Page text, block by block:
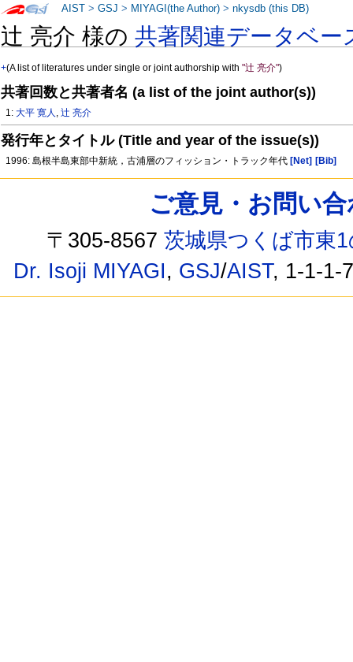
辻 亮介 様の共著関連データベー
+(A list of literatures under single or joint authorship with"辻 亮介")
共著回数と共著者名 (a list of the joint author(s))
1:大平 寛人 ,辻 亮介
発行年とタイトル (Title and year of the issue(s))
1996: 島根半島東部中新統，古浦層のフィッション・トラック年代 [Net] [Bib]
AIST >GSJ > MIYAGI(the Author) >nkysdb (this DB)
ご意見・お問い
〒305-8567茨城県つくば市東
Dr. Isoji MIYAGI, GSJ/AIST, 1-1-1-